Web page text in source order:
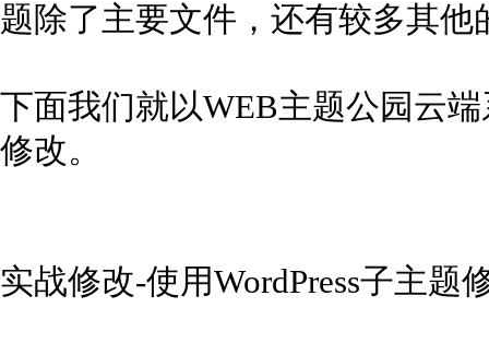
题除了主要文件，还有较多其
下面我们就以WEB主题公园云
修改。
实战修改-使用WordPress子主题